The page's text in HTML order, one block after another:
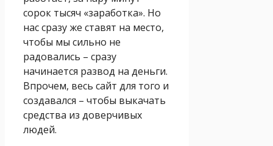
сорок тысяч «заработка». Но
нас сразу же ставят на место,
чтобы мы сильно не
радовались – сразу
начинается развод на деньги.
Впрочем, весь сайт для того и
создавался – чтобы выкачать
средства из доверчивых
людей.